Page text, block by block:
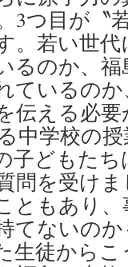
3つ目が〝
。若い世代
るのか、
ているの
伝える必
中学校の
子どもた
問を受け
ともあり
てないの
生徒から